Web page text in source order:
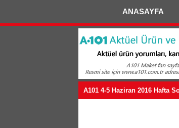
ANASAYFA
A101 4-5 Haziran 2016 Hafta